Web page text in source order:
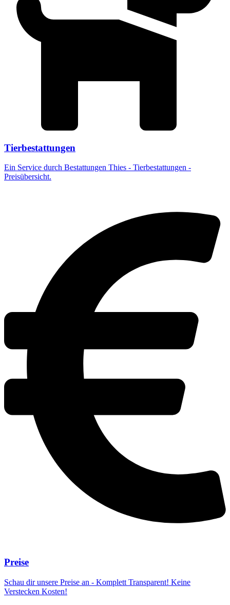
Tierbestattungen
Ein Service durch Bestattungen Thies - Tierbestattungen -
Preisübersicht.
Preise
Schau dir unsere Preise an - Komplett Transparent! Keine
Verstecken Kosten!